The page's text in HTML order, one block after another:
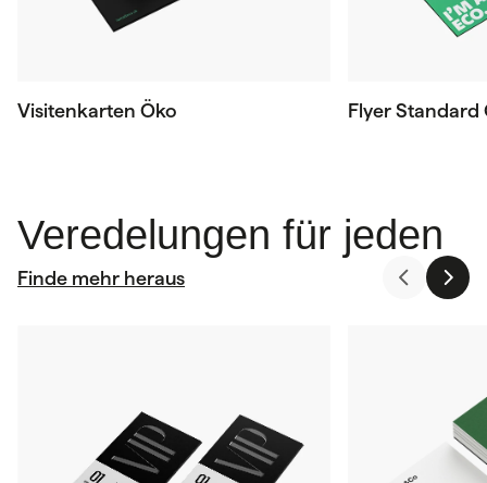
Visitenkarten Öko Flyer Standard
Veredelungen für jeden
Finde mehr heraus